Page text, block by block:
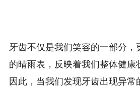
牙齿不仅是我们笑容的一部分，
的晴雨表，反映着我们整体健康
因此，当我们发现牙齿出现异常